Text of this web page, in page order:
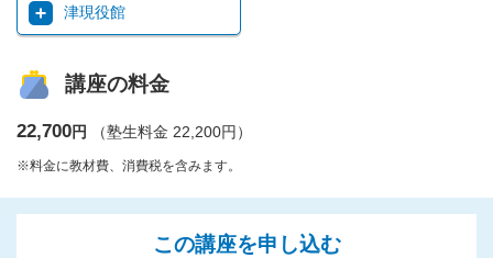
津現役館
講座の料金
22,700円 （塾生料金 22,200円）
※料金に教材費、消費税を含みます。
この講座を申し込む